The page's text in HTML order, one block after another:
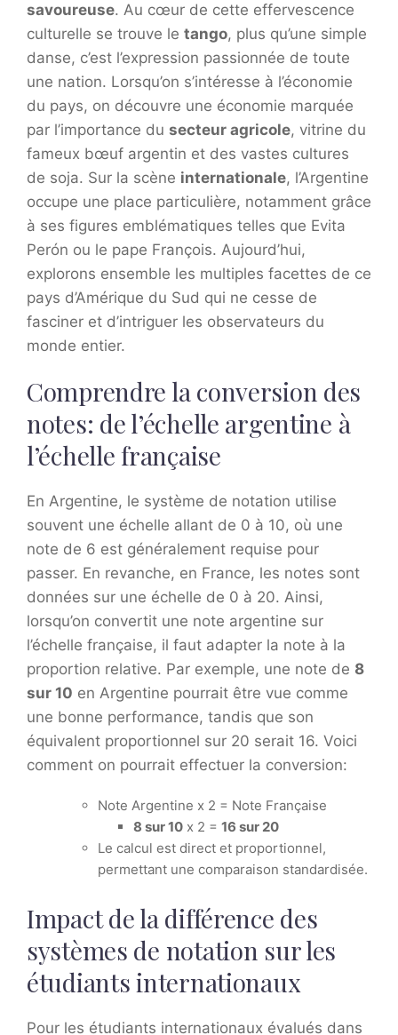
savoureuse. Au cœur de cette effervescence
culturelle se trouve le tango, plus qu’une simple
danse, c’est l’expression passionnée de toute
une nation. Lorsqu’on s’intéresse à l’économie
du pays, on découvre une économie marquée
par l’importance du secteur agricole, vitrine du
fameux bœuf argentin et des vastes cultures
de soja. Sur la scène internationale, l’Argentine
occupe une place particulière, notamment grâce
à ses figures emblématiques telles que Evita
Perón ou le pape François. Aujourd’hui,
explorons ensemble les multiples facettes de ce
pays d’Amérique du Sud qui ne cesse de
fasciner et d’intriguer les observateurs du
monde entier.
Comprendre la conversion des
notes: de l’échelle argentine à
l’échelle française
En Argentine, le système de notation utilise
souvent une échelle allant de 0 à 10, où une
note de 6 est généralement requise pour
passer. En revanche, en France, les notes sont
données sur une échelle de 0 à 20. Ainsi,
lorsqu’on convertit une note argentine sur
l’échelle française, il faut adapter la note à la
proportion relative. Par exemple, une note de 8
sur 10 en Argentine pourrait être vue comme
une bonne performance, tandis que son
équivalent proportionnel sur 20 serait 16. Voici
comment on pourrait effectuer la conversion:
Note Argentine x 2 = Note Française
8 sur 10 x 2 = 16 sur 20
Le calcul est direct et proportionnel,
permettant une comparaison standardisée.
Impact de la différence des
systèmes de notation sur les
étudiants internationaux
Pour les étudiants internationaux évalués dans